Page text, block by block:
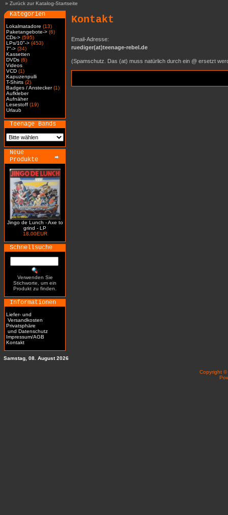
» Zurück zur Katalog-Startseite
Kategorien
Lokalmatadore (13)
Paketangebote-> (6)
CDs-> (595)
LPs/10"-> (453)
7"-> (34)
Kassetten
DVDs (6)
Videos
VCD (1)
Kapuzenpulli
T-Shirts (2)
Badges / Anstecker(1)
Aufkleber
Aufnäher
Lesestoff (19)
Urlaub
Teenage Bands
Neue
Produkte
Jingo de Lunch - Axe to
grind - LP
18.00EUR
Schnellsuche
Verwenden Sie
Stichworte, um ein
Produkt zu finden.
Informationen
Liefer- und
Versandkosten
Privatsphäre
und Datenschutz
Impressum/AGB
Kontakt
Kontakt
Email-Adresse:
ruediger(at)teenage-rebel.de
(Spamschutz. Das (at) muss natürlich durch ein @ ersetzt
Samstag, 08. August 2026
Copyright